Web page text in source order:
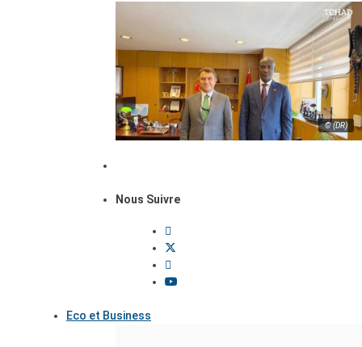
© (DR)
Nous Suivre
Eco et Business